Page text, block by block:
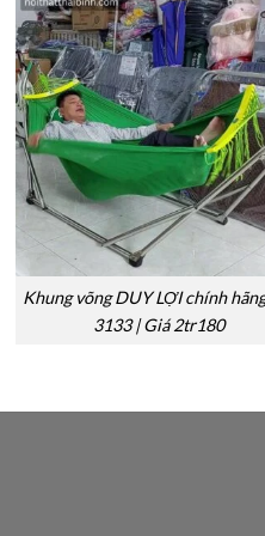
Khung võng DUY LỢI chính
3133 | Giá 2tr180